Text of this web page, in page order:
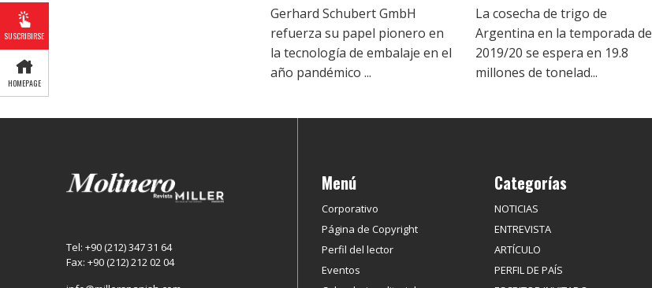
SUSCRIBIRSE
HOMEPAGE
Gerhard Schubert GmbH
refuerza su papel pionero en
la tecnología de embalaje en el
año pandémico ...
La cosecha de trigo de
Argentina en la temporada de
2019/20 se espera en 19.8
millones de tonelad...
Tel: +90 (212) 347 31 64
Fax: +90 (212) 212 02 04
Menú
Corporativo
Página de Copyright
Perfil del lector
Eventos
Categorías
NOTICIAS
ENTREVISTA
ARTÍCULO
PERFIL DE PAÍS